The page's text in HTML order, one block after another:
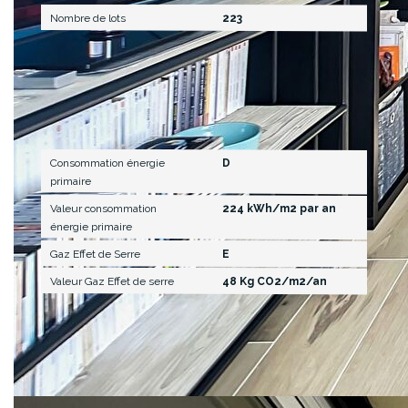
Nombre de lots 223
Diagnostics
Consommation énergie
primaire
D
Valeur consommation
énergie primaire
224 kWh/m2 par an
Gaz Effet de Serre E
Valeur Gaz Effet de serre 48 Kg CO2/m2/an
Description des pièces